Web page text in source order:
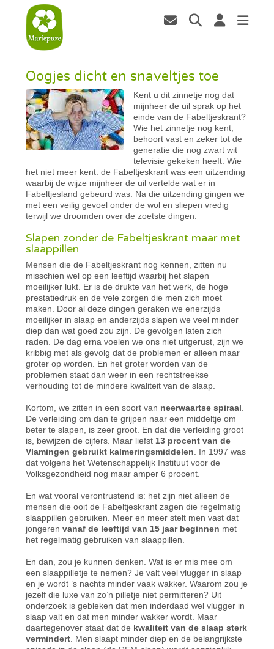
Oogjes dicht en snaveltjes toe
Kent u dit zinnetje nog dat
mijnheer de uil sprak op het
einde van de Fabeltjeskrant?
Wie het zinnetje nog kent,
behoort vast en zeker tot de
generatie die nog zwart wit
televisie gekeken heeft. Wie
het niet meer kent: de Fabeltjeskrant was een uitzending
waarbij de wijze mijnheer de uil vertelde wat er in
Fabeltjesland gebeurd was. Na die uitzending gingen we
met een veilig gevoel onder de wol en sliepen vredig
terwijl we droomden over de zoetste dingen.
Slapen zonder de Fabeltjeskrant maar met
slaappillen
Mensen die de Fabeltjeskrant nog kennen, zitten nu
misschien wel op een leeftijd waarbij het slapen
moeilijker lukt. Er is de drukte van het werk, de hoge
prestatiedruk en de vele zorgen die men zich moet
maken. Door al deze dingen geraken we enerzijds
moeilijker in slaap en anderzijds slapen we veel minder
diep dan wat goed zou zijn. De gevolgen laten zich
raden. De dag erna voelen we ons niet uitgerust, zijn we
kribbig met als gevolg dat de problemen er alleen maar
groter op worden. En het groter worden van de
problemen staat dan weer in een rechtstreekse
verhouding tot de mindere kwaliteit van de slaap.
Kortom, we zitten in een soort van neerwaartse spiraal
De verleiding om dan te grijpen naar een middeltje om
beter te slapen, is zeer groot. En dat die verleiding groot
is, bewijzen de cijfers. Maar liefst 13 procent van de
Vlamingen gebruikt kalmeringsmiddelen . In 1997 was
dat volgens het Wetenschappelijk Instituut voor de
Volksgezondheid nog maar amper 6 procent.
En wat vooral verontrustend is: het zijn niet alleen de
mensen die ooit de Fabeltjeskrant zagen die regelmatig
slaappillen gebruiken. Meer en meer stelt men vast dat
jongerenvanaf de leeftijd van 15 jaar beginnen met
het regelmatig gebruiken van slaappillen.
En dan, zou je kunnen denken. Wat is er mis mee om
een slaappilletje te nemen? Je valt veel vlugger in slaap
en je wordt ’s nachts minder vaak wakker. Waarom zou je
jezelf die luxe van zo’n pilletje niet permitteren? Uit
onderzoek is gebleken dat men inderdaad wel vlugger in
slaap valt en dat men minder wakker wordt. Maar
daartegenover staat dat de kwaliteit van de slaap sterk
vermindert . Men slaapt minder diep en de belangrijkste